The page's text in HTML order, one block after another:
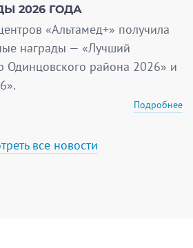
2026 ГОДА
«Альтамед+» получила
награды — «Лучший
Одинцовского района 2026» и
Подробнее
все новости